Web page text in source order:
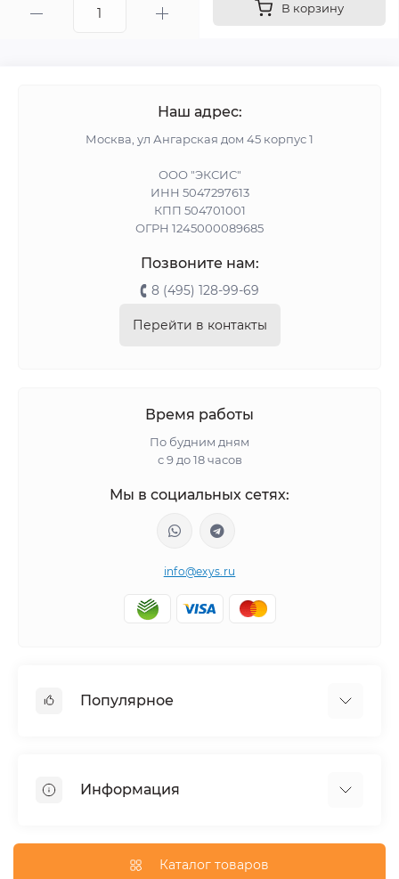
В корзину
Наш адрес:
Москва, ул Ангарская дом 45 корпус 1
ООО "ЭКСИС"
ИНН 5047297613
КПП 504701001
ОГРН 1245000089685
Позвоните нам:
8 (495) 128-99-69
Перейти в контакты
Время работы
По будним дням
с 9 до 18 часов
Мы в социальных сетях:
info@exys.ru
Популярное
Багажники на крышу
Информация
Доставка по Санкт-Петербургу
Каталог товаров